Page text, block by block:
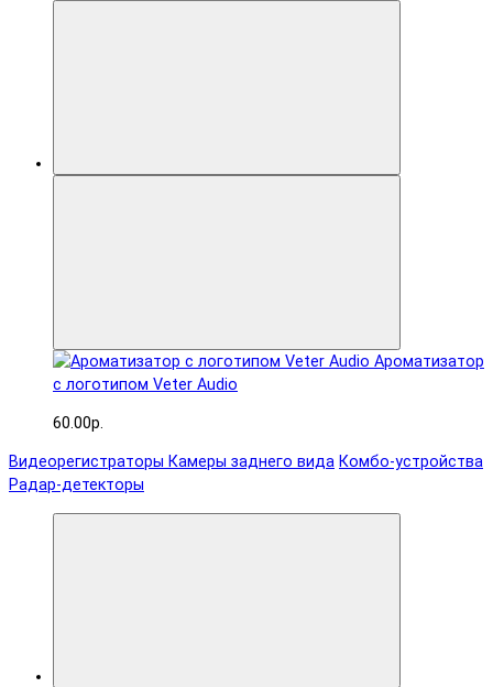
Ароматизатор
с логотипом Veter Audio
60.00р.
Видеорегистраторы Камеры заднего вида Комбо-устройства
Радар-детекторы